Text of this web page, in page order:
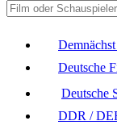
Deutsche
Deutsche
DDR /